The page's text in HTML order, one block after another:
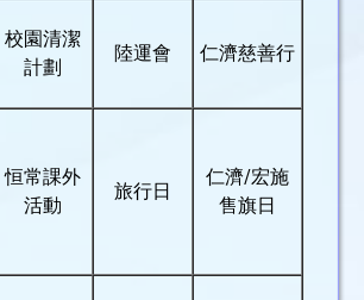
校園清潔
計劃
陸運會 仁濟慈善行
恒常課外
活動
旅行日
仁濟/宏施
售旗日